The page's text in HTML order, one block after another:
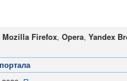
Mozilla Firefox, Opera, Yandex